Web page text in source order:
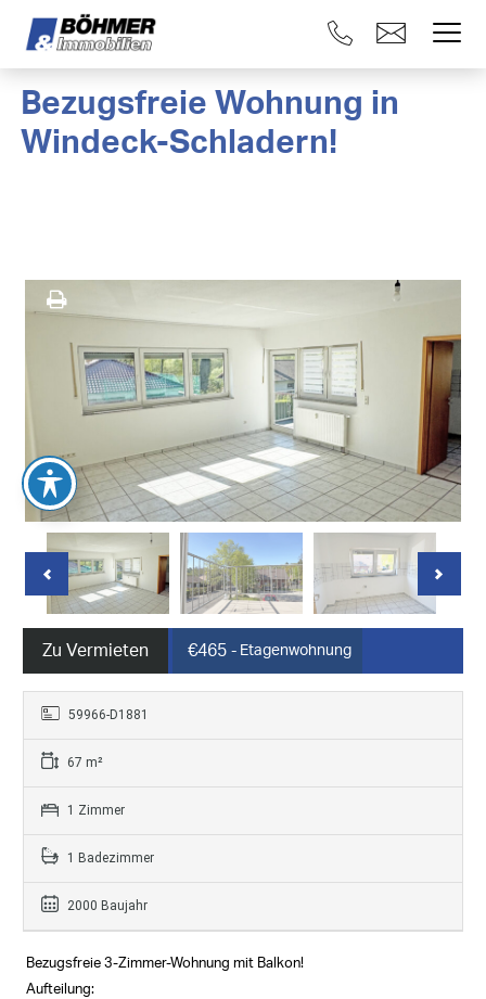
Zu Vermieten €465 - Etagenwohnung
59966-D1881
67 m²
1 Zimmer
1 Badezimmer
2000 Baujahr
Bezugsfreie 3-Zimmer-Wohnung mit Balkon!
Aufteilung: